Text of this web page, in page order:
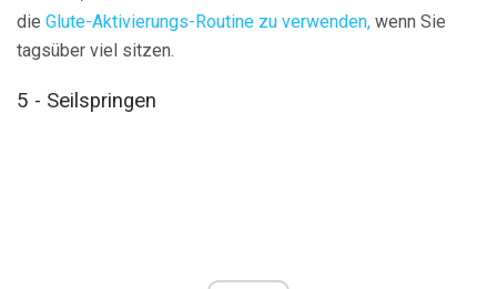
die Glute-Aktivierungs-Routine zu verwenden, wenn Sie
tagsüber viel sitzen.
5 - Seilspringen